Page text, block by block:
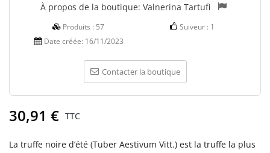
À propos de la boutique: Valnerina Tartufi
Produits : 57 Suiveur : 1
Date créée: 16/11/2023
Contacter la boutique
30,91 € TTC
La truffe noire d’été (Tuber Aestivum Vitt.) est la truffe la plus